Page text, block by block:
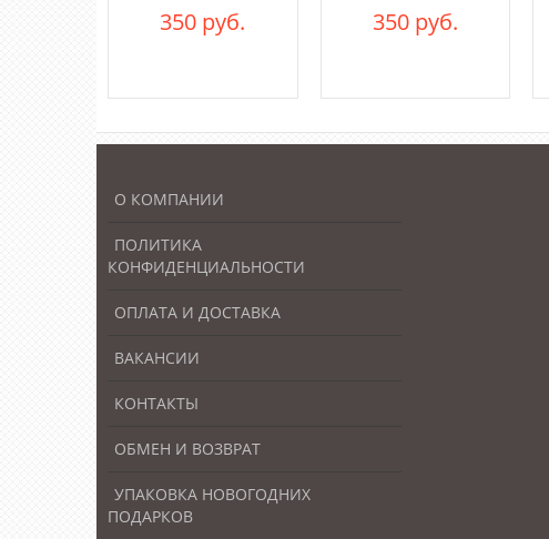
350 руб. 350 руб.
О КОМПАНИИ
ПОЛИТИКА
КОНФИДЕНЦИАЛЬНОСТИ
ОПЛАТА И ДОСТАВКА
ВАКАНСИИ
КОНТАКТЫ
ОБМЕН И ВОЗВРАТ
УПАКОВКА НОВОГОДНИХ
ПОДАРКОВ